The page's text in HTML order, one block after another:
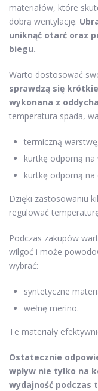
materiałów, które
dobrą wentylację.
uniknąć otarć oraz
biegu.
Warto dostosować
sprawdzą się
wykonana z
temperatura spada,
termiczną
kurtkę odporną na
kurtkę odporną na
Dzięki zastosowaniu
regulować
Podczas zakupów
wilgoć i może
wybrać:
syntetyczne
wełnę merino.
Te materiały
Ostatecznie
wpływ nie tylko na
wydajność podczas